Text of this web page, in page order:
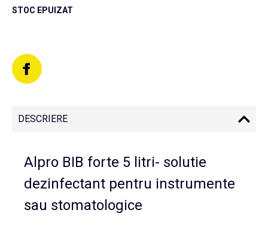
STOC EPUIZAT
DESCRIERE
Alpro BIB forte 5 litri- solutie
dezinfectant pentru instrumente
sau stomatologice